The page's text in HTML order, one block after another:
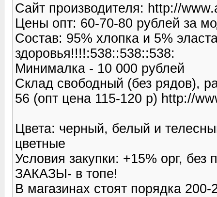
Сайт производителя: http://
Цены опт: 60-70-80 рублей за
Состав: 95% хлопка и 5%
здоровья!!!!:538::538::538:
Минималка - 10 000 рублей
Склад свободный (без рядов),
56 (опт цена 115-120 р) http://
Цвета: черный, белый и
цветные
Условия закупки: +15% орг, без
ЗАКАЗЫ- в топе!
В магазинах стоят порядка